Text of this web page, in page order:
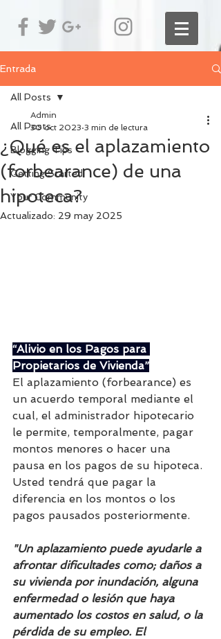
Entrada
All Posts
Blogging Tips
Getting Started
Your Community
All Posts
¿Qué es el aplazamiento
(forbearance) de una
hipoteca?
Admin
30 oct 2023 3 min de lectura
Actualizado: 29 may 2025
“Alivio en los Pagos para
Propietarios de Vivienda”
El aplazamiento (forbearance) es
un acuerdo temporal mediante el
cual, el administrador hipotecario
le permite, temporalmente, pagar
montos menores o hacer una
pausa en los pagos de su hipoteca.
Usted tendrá que pagar la
diferencia en los montos o los
pagos pausados posteriormente.
"Un aplazamiento puede ayudarle a
afrontar dificultades como; daños a
su vivienda por inundación, alguna
enfermedad o lesión que haya
aumentado los costos en salud, o la
pérdida de su empleo. El